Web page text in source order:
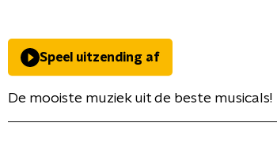
Speel uitzending af
De mooiste muziek uit de beste musicals!